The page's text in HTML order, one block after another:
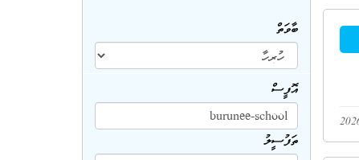
ބާވަތް
އޮފީސް
ތަފުސީލު